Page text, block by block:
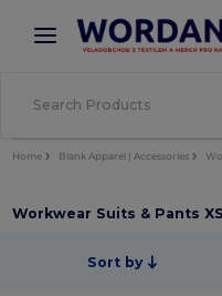
× Aplikace
Lepší ceny v aplikaci!
Home Blank Apparel | Accessories
Workwear Suits & Pants
Sort by